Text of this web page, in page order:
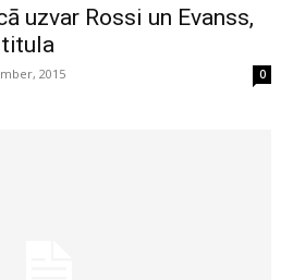
uzvar Rossi un Evanss,
2015 0